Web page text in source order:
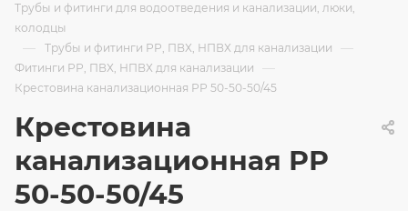
Трубы и фитинги для водоотведения и канализации, люки,
колодцы
— Трубы и фитинги РР, ПВХ, НПВХ для канализации —
Фитинги РР, ПВХ, НПВХ для канализации —
Крестовина канализационная РР 50-50-50/45
Крестовина
канализационная РР
50-50-50/45